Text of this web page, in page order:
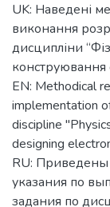
UK: Наведені
виконання
дисципліни
конструювання
EN: Methodical
implementation
discipline
designing
RU:
указания по
задания по